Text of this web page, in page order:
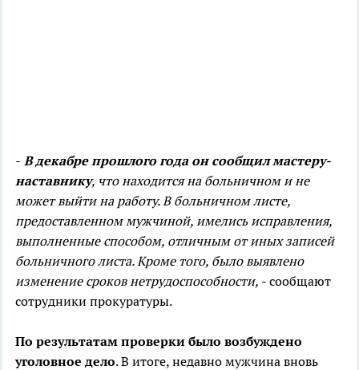
- В декабре прошлого года он сообщил мастеру-
наставнику, что находится на больничном и не
может выйти на работу. В больничном листе,
предоставленном мужчиной, имелись исправления,
выполненные способом, отличным от иных записей
больничного листа. Кроме того, было выявлено
изменение сроков нетрудоспособности, - сообщают
сотрудники прокуратуры.
По результатам проверки было возбуждено
уголовное дело. В итоге, недавно мужчина вновь